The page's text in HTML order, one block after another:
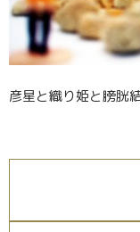
彦星と織り姫と膀胱